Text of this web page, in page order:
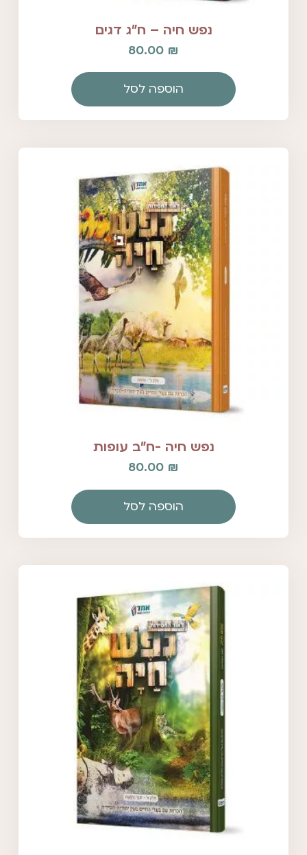
נפש חיה – ח"ג דגים
80.00 ₪
הוספה לסל
נפש חיה -ח"ב עופות
80.00 ₪
הוספה לסל